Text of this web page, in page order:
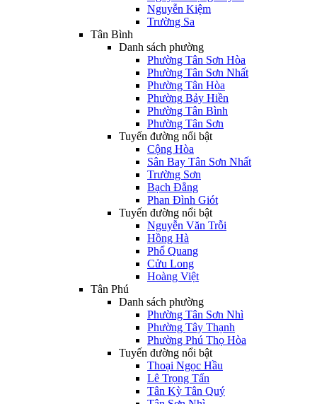
Nguyễn Kiệm
Trường Sa
Tân Bình
Danh sách phường
Phường Tân Sơn Hòa
Phường Tân Sơn Nhất
Phường Tân Hòa
Phường Bảy Hiền
Phường Tân Bình
Phường Tân Sơn
Tuyến đường nổi bật
Cộng Hòa
Sân Bay Tân Sơn Nhất
Trường Sơn
Bạch Đằng
Phan Đình Giót
Tuyến đường nổi bật
Nguyễn Văn Trỗi
Hồng Hà
Phổ Quang
Cửu Long
Hoàng Việt
Tân Phú
Danh sách phường
Phường Tân Sơn Nhì
Phường Tây Thạnh
Phường Phú Thọ Hòa
Tuyến đường nổi bật
Thoại Ngọc Hầu
Lê Trọng Tấn
Tân Kỳ Tân Quý